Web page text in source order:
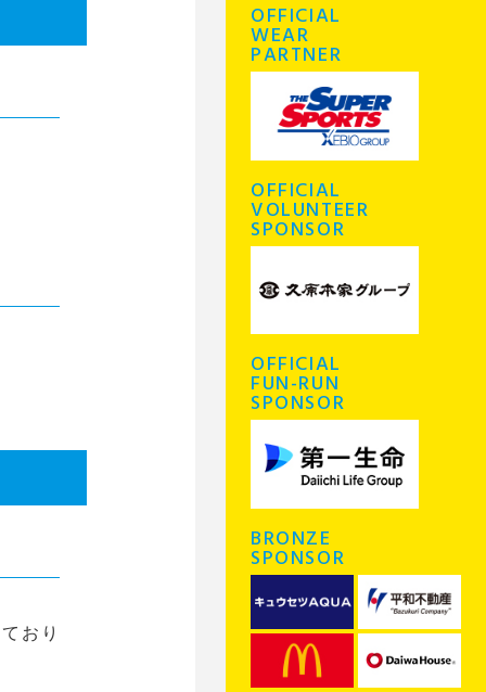
おり
OFFICIAL
WEAR
PARTNER
OFFICIAL
VOLUNTEER
SPONSOR
OFFICIAL
FUN-RUN
SPONSOR
BRONZE
SPONSOR